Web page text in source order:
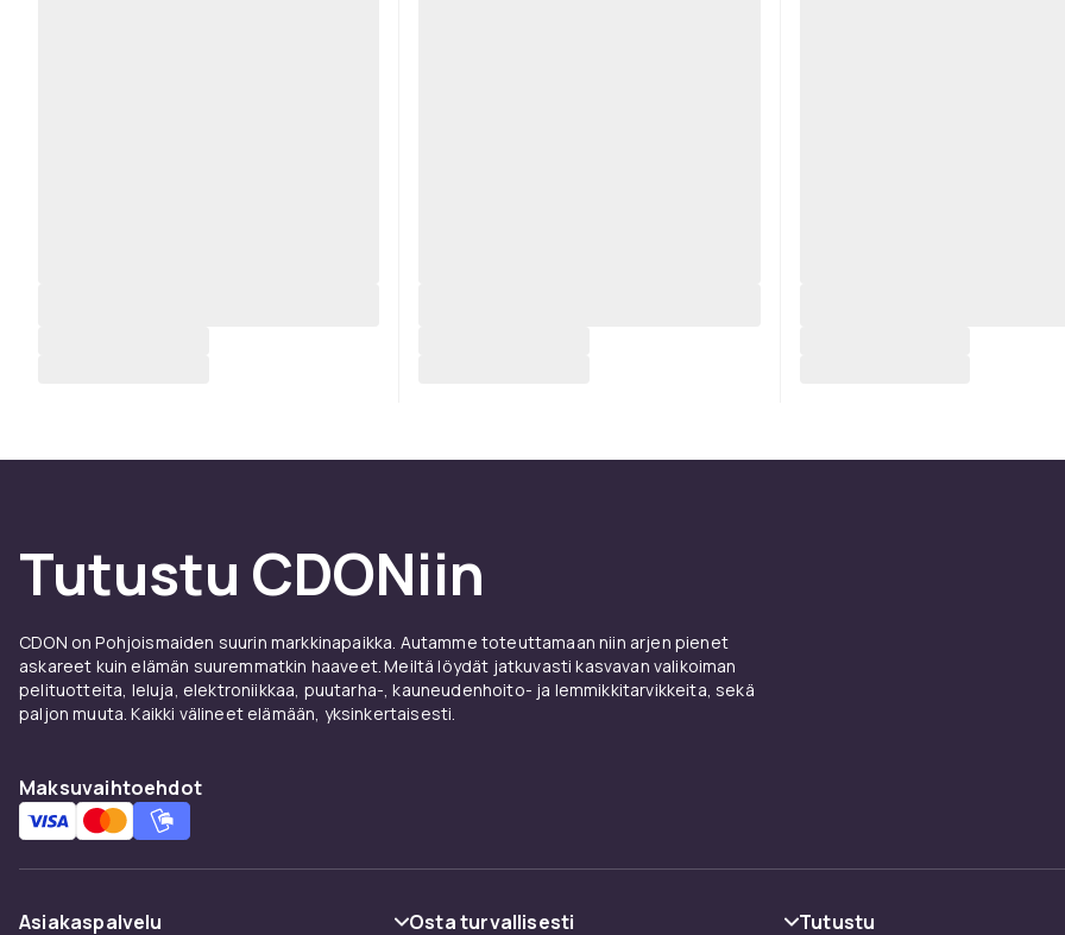
Tutustu CDONiin
CDON on Pohjoismaiden suurin markkinapaikka. Autamme toteuttamaan niin arjen pienet
askareet kuin elämän suuremmatkin haaveet. Meiltä löydät jatkuvasti kasvavan valikoiman
pelituotteita, leluja, elektroniikkaa, puutarha-, kauneudenhoito- ja lemmikkitarvikkeita, sekä
paljon muuta. Kaikki välineet elämään, yksinkertaisesti.
Maksuvaihtoehdot
Asiakaspalvelu Osta turvallisesti Tutustu